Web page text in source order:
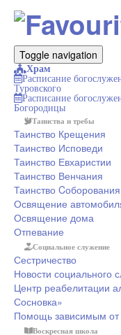
Toggle navigation
Храм
Расписание
Туровского
Расписание
Богородицы
Таинства и требы
Таинство Крещения
Таинство Исповеди
Таинство Евхаристии
Таинство Венчания
Таинство Cоборования
Освящение
Освящение дома
Отпевание
Социальное служение
Сестричество
Новости социального
Центр реабелитации
Сосновка»
Помощь зависимым от
Воскресная школа